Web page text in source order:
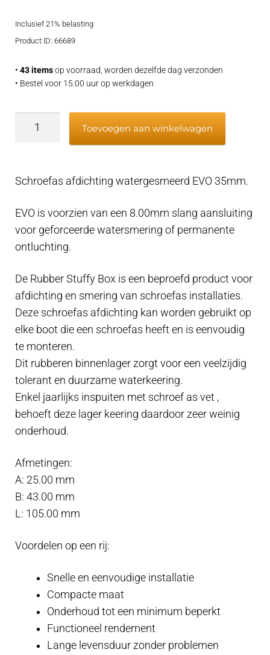
ling
was:
Inclusief 21% belasting
Product ID: 66689
• 43 itemsop voorraad, worden dezelfde dag verzonden
• Bestel voor 15:00 uur op werkdagen
25mm
43mm
(water
aansluiting)
aantal
Toevoegen aan winkelwagen
Schroefas afdichting watergesmeerd EVO 35mm.
EVO is voorzien van een 8.00mm slang aansluiting
voor geforceerde watersmering of permanente
ontluchting.
De Rubber Stuffy Box is een beproefd product voor
afdichting en smering van schroefas installaties.
Deze schroefas afdichting kan worden gebruikt op
elke boot die een schroefas heeft en is eenvoudig
te monteren.
Dit rubberen binnenlager zorgt voor een veelzijdig
tolerant en duurzame waterkeering.
Enkel jaarlijks inspuiten met schroef as vet ,
behoeft deze lager keering daardoor zeer weinig
onderhoud.
Afmetingen:
A: 25.00 mm
B: 43.00 mm
L: 105.00 mm
Voordelen op een rij:
Snelle en eenvoudige installatie
Compacte maat
Onderhoud tot een minimum beperkt
Functioneel rendement
Lange levensduur zonder problemen